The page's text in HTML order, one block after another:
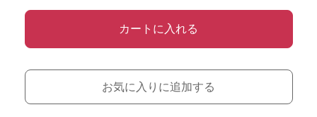
カートに入れる
お気に入りに追加する